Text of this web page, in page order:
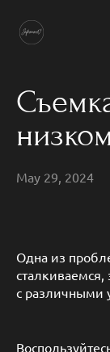
May 29, 2024
Одна из
сталкиваемся,
с различными